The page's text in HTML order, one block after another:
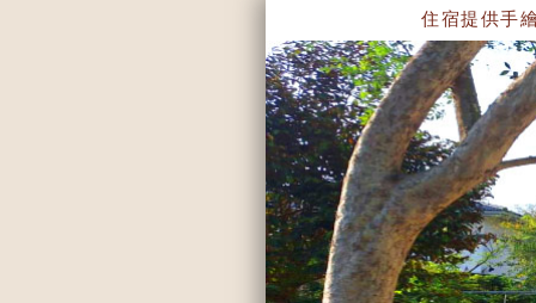
住宿提供手繪地